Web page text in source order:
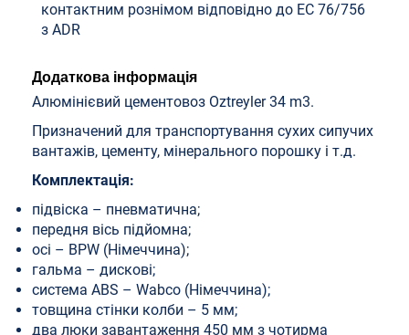
контактним рознімом відповідно до EC 76/756
з ADR
Додаткова інформація
Алюмінієвий цементовоз Oztreyler 34 m3.
Призначений для транспортування сухих сипучих
вантажів, цементу, мінерального порошку і т.д.
Комплектація:
підвіска – пневматична;
передня вісь підйомна;
осі – BPW (Німеччина);
гальма – дискові;
система ABS – Wabco (Німеччина);
товщина стінки колби – 5 мм;
два люки завантаження 450 мм з чотирма